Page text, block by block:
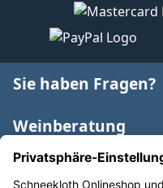
Sie haben Fragen?
Weinberatung
Informationen